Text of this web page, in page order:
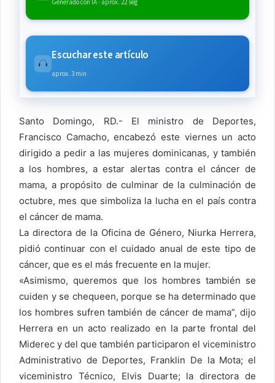
Generado con IA · aprox. 22 seg
Escuchar este artículo
aprox. 3 min
Santo Domingo, RD.- El ministro de Deportes,
Francisco Camacho, encabezó este viernes un acto
dirigido a pedir a las mujeres dominicanas, y también
a los hombres, a estar alertas contra el cáncer de
mama, a propósito de culminar de la culminación de
octubre, mes que simboliza la lucha en el país contra
el cáncer de mama.
La directora de la Oficina de Género, Niurka Herrera,
pidió continuar con el cuidado anual de este tipo de
cáncer, que es el más frecuente en la mujer.
«Asimismo, queremos que los hombres también se
cuiden y se chequeen, porque se ha determinado que
los hombres sufren también de cáncer de mama”, dijo
Herrera en un acto realizado en la parte frontal del
Miderec y del que también participaron el viceministro
Administrativo de Deportes, Franklin De la Mota; el
viceministro Técnico, Elvis Duarte; la directora de